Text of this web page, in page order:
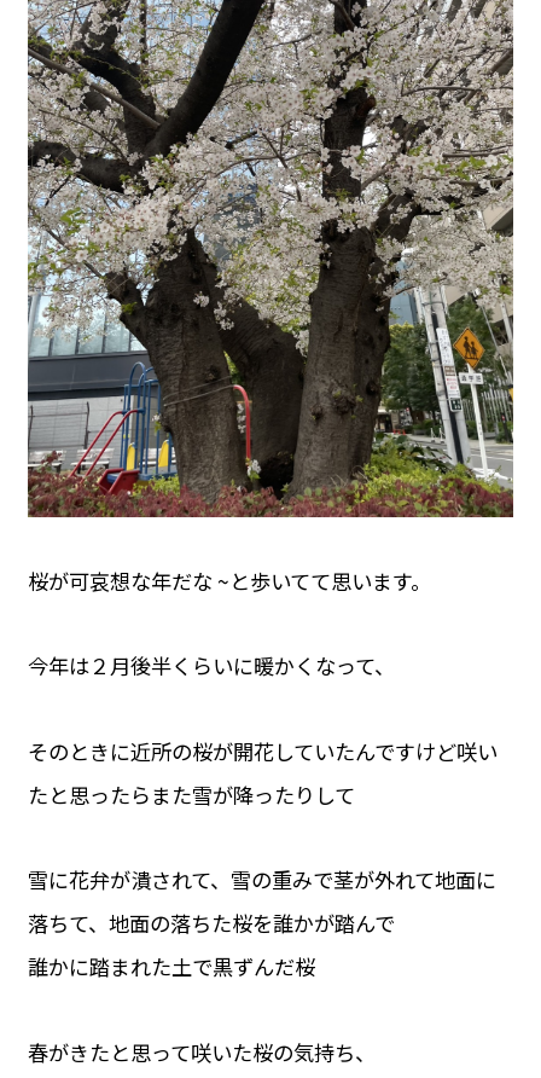
桜が可哀想な年だな ~と歩いてて思います。
今年は２月後半くらいに暖かくなって、
そのときに近所の桜が開花していたんですけど咲い
たと思ったらまた雪が降ったりして
雪に花弁が潰されて、雪の重みで茎が外れて地面に
落ちて、地面の落ちた桜を誰かが踏んで
誰かに踏まれた土で黒ずんだ桜
春がきたと思って咲いた桜の気持ち、